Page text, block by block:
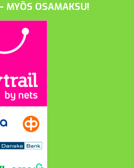
MYÖS OSAMAKSU!